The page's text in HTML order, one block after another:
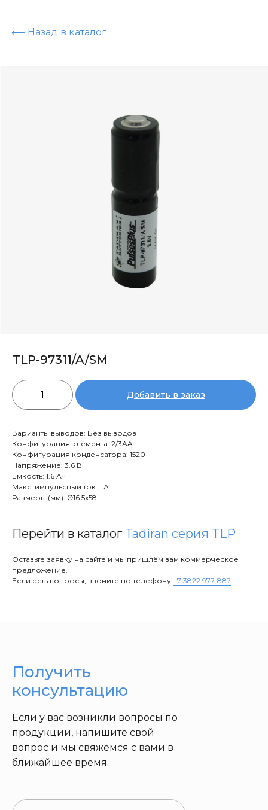
⟵ Назад в каталог
TLP-97311/A/SM
Добавить в заказ
Варианты выводов: Без выводов
Конфигурация элемента: 2/3AA
Конфигурация конденсатора: 1520
Напряжение: 3.6 В
Емкость: 1.6 Ач
Макс. импульсный ток: 1 А
Размеры (мм): ∅​16.5х58
Перейти в каталог Tadiran серия TLP
Оставьте заявку на сайте и мы пришлём вам коммерческое
предложение.
Если есть вопросы, звоните по телефону +7 3822 977-887
Если у вас возникли вопросы по
продукции, напишите свой
вопрос и мы свяжемся с вами в
ближайшее время.
Получить
консультацию